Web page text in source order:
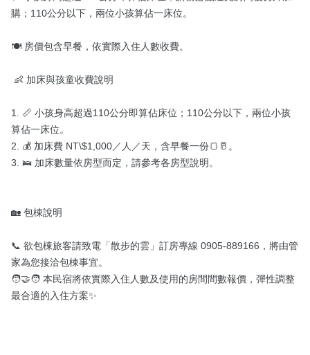
購；110公分以下，兩位小孩算佔一床位。
🍽️ 房價包含早餐，依實際入住人數收費。
1. 📏 小孩身高超過110公分即算佔床位；110公分以下，兩位小孩
算佔一床位。
2. 💰 加床費 NT\$1,000／人／天，含早餐一份🍞🥛。
3. 🛌 加床數量依房型而定，請參考各房型說明。
🏡 包棟說明
📞 欲包棟旅客請致電「散步的雲」訂房專線 0905-889166，將由管
家為您接洽包棟事宜。
🧑‍🤝‍🧑 本民宿將依實際入住人數及使用的房間間數報價，彈性調整
最合適的入住方案✨